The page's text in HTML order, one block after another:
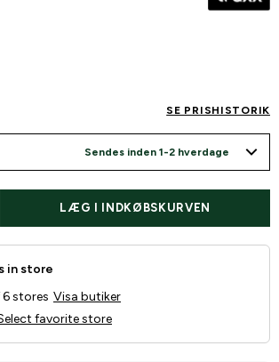
SE PRISHISTORIK
Sendes inden 1-2 hverdage
LÆG I INDKØBSKURVEN
in store
6 stores Visa butiker
favorite store